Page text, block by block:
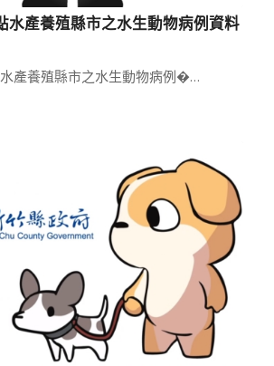
水產養殖縣市之水生動物病例資料
產養殖縣市之水生動物病例�…